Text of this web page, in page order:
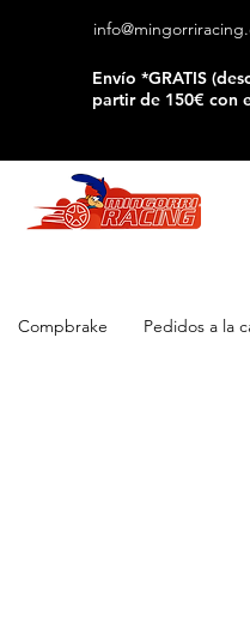
​Envío *GRATIS
partir de 150€ con
Compbrake Pedidos a la